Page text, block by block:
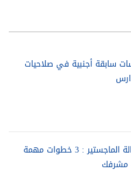
سابقة أجنبية في صلاحيات
خطوات رسالة الماجستير : 3 خطوات مهمة
مشرفك